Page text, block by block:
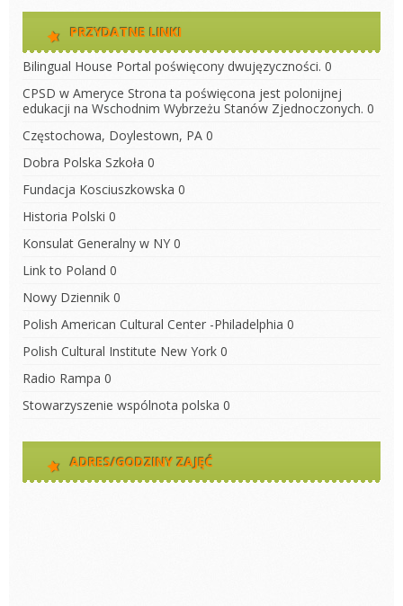
PRZYDATNE LINKI
Bilingual House Portal poświęcony dwujęzyczności. 0
CPSD w Ameryce Strona ta poświęcona jest polonijnej
edukacji na Wschodnim Wybrzeżu Stanów Zjednoczonych. 0
Częstochowa, Doylestown, PA 0
Dobra Polska Szkoła 0
Fundacja Kosciuszkowska 0
Historia Polski 0
Konsulat Generalny w NY 0
Link to Poland 0
Nowy Dziennik 0
Polish American Cultural Center -Philadelphia 0
Polish Cultural Institute New York 0
Radio Rampa 0
Stowarzyszenie wspólnota polska 0
ADRES/GODZINY ZAJĘĆ